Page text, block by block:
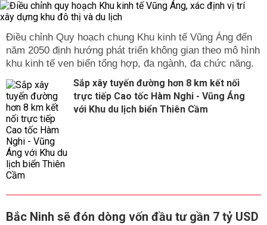
Điều chỉnh Quy hoạch chung Khu kinh tế Vũng Áng đến
năm 2050 định hướng phát triển không gian theo mô hình
khu kinh tế ven biển tổng hợp, đa ngành, đa chức năng.
Sắp xây tuyến đường hơn 8 km kết nối
trực tiếp Cao tốc Hàm Nghi - Vũng Áng
với Khu du lịch biển Thiên Cầm
Bắc Ninh sẽ đón dòng vốn đầu tư gần 7 tỷ USD